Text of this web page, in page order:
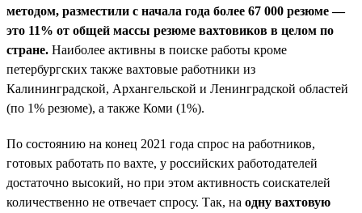
методом, разместили с начала года более 67 000 резюме —
это 11% от общей массы резюме вахтовиков в целом по
стране. Наиболее активны в поиске работы кроме
петербургских также вахтовые работники из
Калининградской, Архангельской и Ленинградской областей
(по 1% резюме), а также Коми (1%).
По состоянию на конец 2021 года спрос на работников,
готовых работать по вахте, у российских работодателей
достаточно высокий, но при этом активность соискателей
количественно не отвечает спросу. Так, на одну вахтовую